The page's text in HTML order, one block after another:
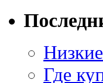
Где